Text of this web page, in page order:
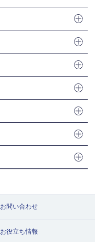
お問い合わせ
お役立ち情報